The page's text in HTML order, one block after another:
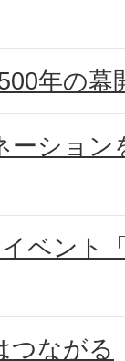
年の幕
ーション
ベント
つながる